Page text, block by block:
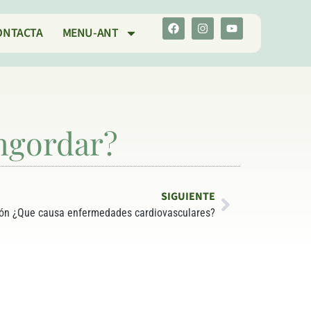
MENU-ANT
SIGUIENTE
¿Que causa enfermedades cardiovasculares?